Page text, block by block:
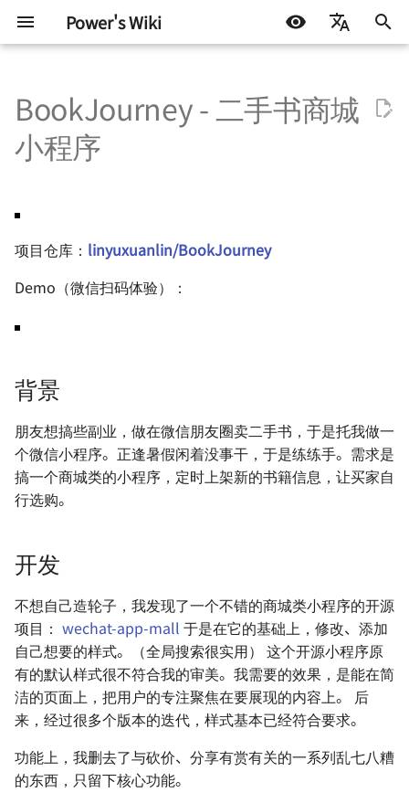
Power's Wiki
English
Español
初
始
搜
索
引
擎
硬件设计 基础知识
通信协议
软件与仪器
半导体测试
测试协议
ATE Mixed Signal Test
STM32 HAL 库开发笔记 - 环境配
HAL 库开发笔记 - 串口通
时器
HAL 库开发笔记 - I2C 通信
HAL 库开发笔记 - USB 通
🚧
HAL 库开发笔记 - 以太网
（LwIP） 🚧
Lora 通信 - 基于正点原子
ATK-LORA-01 模块
Arduino & 杂项
TinyTimelapseCam - 基于
TinyMonitor - 小巧的服务
PlatformIO — 一站式嵌
开发工具
大疆 N3 飞控 - 参考资料
ATTiny85 调试记录
T-Clock 桌上小钟
麦轮小车
Docker 基础知识
Docker Compose - 镜像编排
Linux 学习笔记 - 基础知识
Linux 学习笔记 - 用户操作
嵌入式 Linux - 基础知识
嵌入式 Linux - GPIO 子系统
BeagleBone 系列 - 基本参数
与环境配置
BBIO 库开发
BeagleBone 系列 - BBAI 入
坑
背景
开发
避坑
FAQ
机器学习入门 - 基础流程
机器学习入门 - 环境搭建
机器学习入门 - 模型评估指标
其他
机器学习常用的包
生活琐记 LIFEHACK
折腾不止
自托管 Self-Host
一些小技巧
BookJourney - 二手书商城
小程序
项目仓库： linyuxuanlin/BookJourney
Demo（微信扫码体验）：
背景
朋友想搞些副业，做在微信朋友圈卖二手书，于是托我做一
个微信小程序。正逢暑假闲着没事干，于是练练手。需求是
搞一个商城类的小程序，定时上架新的书籍信息，让买家自
行选购。
开发
不想自己造轮子，我发现了一个不错的商城类小程序的开源
项目： wechat-app-mall 于是在它的基础上，修改、添加
自己想要的样式。（全局搜索很实用） 这个开源小程序原
有的默认样式很不符合我的审美。我需要的效果，是能在简
洁的页面上，把用户的专注聚焦在要展现的内容上。 后
来，经过很多个版本的迭代，样式基本已经符合要求。
功能上，我删去了与砍价、分享有赏有关的一系列乱七八糟
的东西，只留下核心功能。